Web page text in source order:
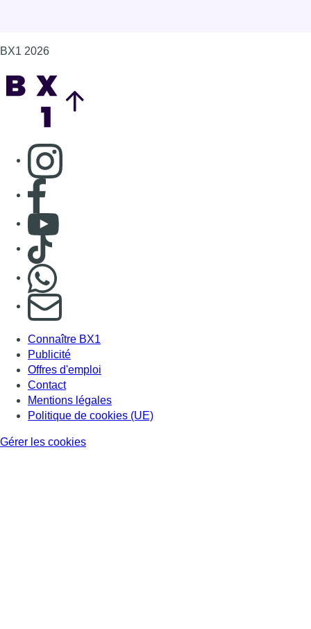
BX1 2026
Consulter page Instagram
Consulter page Facebook
Consulter Youtube
Consulter TikTok
S'abonner à notre newsletter
Connaître BX1
Publicité
Offres d'emploi
Contact
Mentions légales
Politique de cookies (UE)
Gérer les cookies